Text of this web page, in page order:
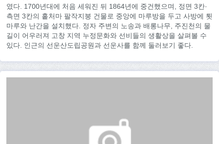
였다. 1700년대에 처음 세워진 뒤 1864년에 중건했으며, 정면 3칸·
측면 3칸의 홑처마 팔작지붕 건물로 중앙에 마루방을 두고 사방에 툇
마루와 난간을 설치했다. 정자 주변의 노송과 배롱나무, 주진천의 물
길이 어우러져 고창 지역 누정문화와 선비들의 생활상을 살펴볼 수
있다. 인근의 선운산도립공원과 선운사를 함께 둘러보기 좋다.